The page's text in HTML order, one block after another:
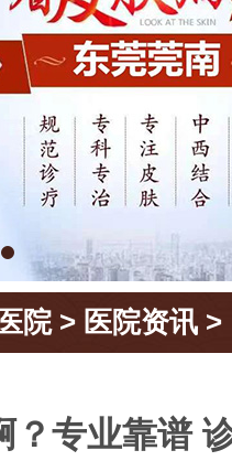
院> 医院资讯 >
？专业靠谱